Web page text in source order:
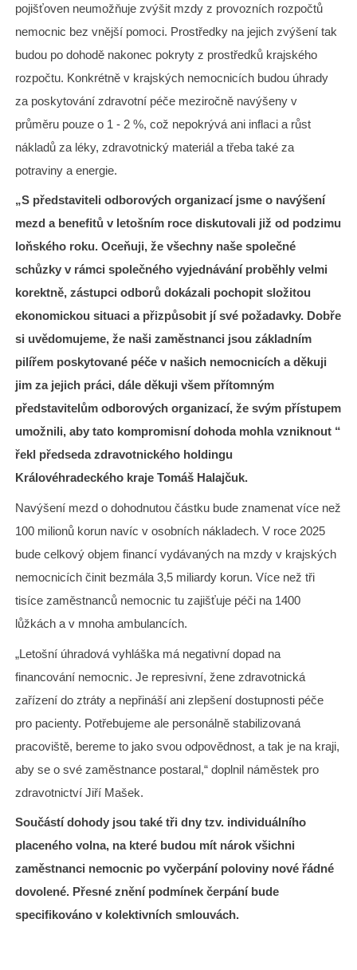
pojišťoven neumožňuje zvýšit mzdy z provozních rozpočtů
nemocnic bez vnější pomoci. Prostředky na jejich zvýšení tak
budou po dohodě nakonec pokryty z prostředků krajského
rozpočtu. Konkrétně v krajských nemocnicích budou úhrady
za poskytování zdravotní péče meziročně navýšeny v
průměru pouze o 1 - 2 %, což nepokrývá ani inflaci a růst
nákladů za léky, zdravotnický materiál a třeba také za
potraviny a energie.
„S představiteli odborových organizací jsme o navýšení
mezd a benefitů v letošním roce diskutovali již od podzimu
loňského roku. Oceňuji, že všechny naše společné
schůzky v rámci společného vyjednávání proběhly velmi
korektně, zástupci odborů dokázali pochopit složitou
ekonomickou situaci a přizpůsobit jí své požadavky. Dobře
si uvědomujeme, že naši zaměstnanci jsou základním
pilířem poskytované péče v našich nemocnicích a děkuji
jim za jejich práci, dále děkuji všem přítomným
představitelům odborových organizací, že svým přístupem
umožnili, aby tato kompromisní dohoda mohla vzniknout “
řekl předseda zdravotnického holdingu
Královéhradeckého kraje Tomáš Halajčuk.
Navýšení mezd o dohodnutou částku bude znamenat více než
100 milionů korun navíc v osobních nákladech. V roce 2025
bude celkový objem financí vydávaných na mzdy v krajských
nemocnicích činit bezmála 3,5 miliardy korun. Více než tři
tisíce zaměstnanců nemocnic tu zajišťuje péči na 1400
lůžkách a v mnoha ambulancích.
„Letošní úhradová vyhláška má negativní dopad na
financování nemocnic. Je represivní, žene zdravotnická
zařízení do ztráty a nepřináší ani zlepšení dostupnosti péče
pro pacienty. Potřebujeme ale personálně stabilizovaná
pracoviště, bereme to jako svou odpovědnost, a tak je na kraji,
aby se o své zaměstnance postaral,“ doplnil náměstek pro
zdravotnictví Jiří Mašek.
Součástí dohody jsou také tři dny tzv. individuálního
placeného volna, na které budou mít nárok všichni
zaměstnanci nemocnic po vyčerpání poloviny nové řádné
dovolené. Přesné znění podmínek čerpání bude
specifikováno v kolektivních smlouvách.